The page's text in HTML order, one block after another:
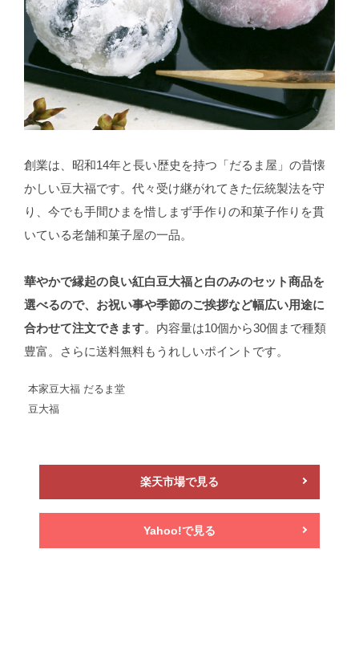
創業は、昭和14年と長い歴史を持つ「だるま屋」の昔懐
かしい豆大福です。代々受け継がれてきた伝統製法を守
り、今でも手間ひまを惜しまず手作りの和菓子作りを貫
いている老舗和菓子屋の一品。
華やかで縁起の良い紅白豆大福と白のみのセット商品を
選べるので、お祝い事や季節のご挨拶など幅広い用途に
合わせて注文できます。内容量は10個から30個まで種類
豊富。さらに送料無料もうれしいポイントです。
本家豆大福 だるま堂
豆大福
楽天市場で見る
Yahoo!で見る